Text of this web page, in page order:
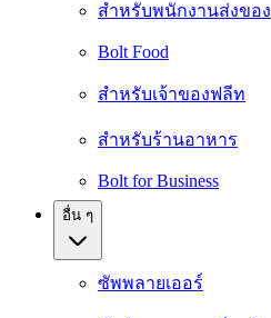
สำหรับพนักงานส่งของ
Bolt Food
สำหรับเจ้าของฟลีท
สำหรับร้านอาหาร
Bolt for Business
อื่น ๆ
ซัพพลายเออร์